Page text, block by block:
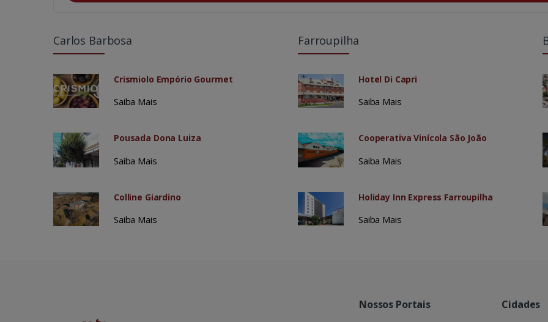
Carlos Barbosa
Crismiolo Empório Gourmet
Saiba Mais
Pousada Dona Luiza
Saiba Mais
Colline Giardino
Saiba Mais
Farroupilha
Hotel Di Capri
Saiba Mais
Cooperativa Vinícola São João
Saiba Mais
Holiday Inn Express Farroupilha
Saiba Mais
Nossos Portais Cidades